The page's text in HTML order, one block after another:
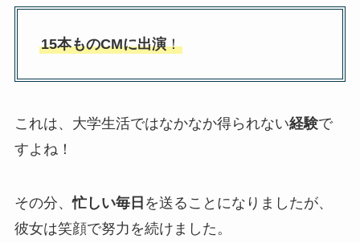
15本ものCMに出演！
これは、大学生活ではなかなか得られない経験で
すよね！
その分、忙しい毎日 を送ることになりましたが、
彼女は笑顔で努力を続けました。